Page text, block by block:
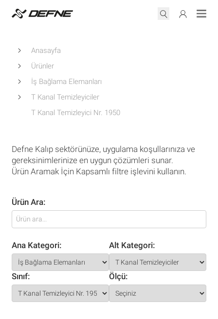
Anasayfa
Ürünler
İş Bağlama Elemanları
T Kanal Temizleyiciler
T Kanal Temizleyici Nr. 1950
Defne Kalıp sektörünüze, uygulama koşullarınıza ve
gereksinimlerinize en uygun çözümleri sunar.
Ürün Aramak İçin Kapsamlı filtre işlevini kullanın.
Ürün Ara:
Ana Kategori: Alt Kategori:
Sınıf: Ölçü: